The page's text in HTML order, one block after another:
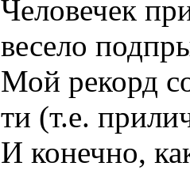
Человечек
весело
Мой рекорд
ти (т.е.
И конечно,